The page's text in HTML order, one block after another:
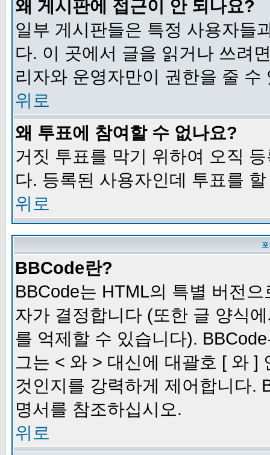
왜 게시판에 접근이 안 되나요?
일부 게시판들은 특정 사용자들
다. 이 곳에서 글을 읽거나 쓰려
리자와 운영자만이 권한을 줄
위로
왜 투표에 참여할 수 없나요?
거짓 투표를 막기 위하여 오직
다. 등록된 사용자인데 투표를
위로
BBCode란?
BBCode는 HTML의 특별 버전
자가 결정합니다 (또한 글 양식
를 억제할 수 있습니다).
그는 < 와 > 대신에 대괄호 [ 와 ]
것인지를 강력하게 제어합니다.
명서를 참조하십시오.
위로